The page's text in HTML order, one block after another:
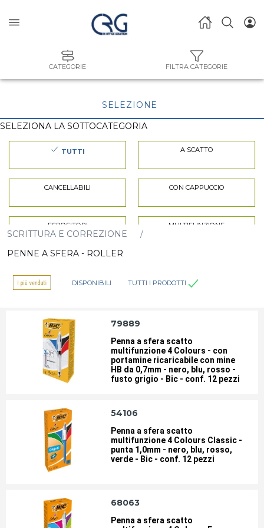
CATEGORIE FILTRA CATEGORIE
SELEZIONE
SELEZIONA LA SOTTOCATEGORIA
TUTTI A SCATTO
CANCELLABILI CON CAPPUCCIO
ESPOSITORI MULTIFUNZIONE
SCRITTURA E CORREZIONE
PENNE A SFERA - ROLLER
DISPONIBILI TUTTI I PRODOTTI
79889
Penna a sfera scatto
multifunzione 4 Colours - con
portamine ricaricabile con mine
HB da 0,7mm - nero, blu, rosso -
fusto grigio - Bic - conf. 12 pezzi
54106
Penna a sfera scatto
multifunzione 4 Colours Classic -
punta 1,0mm - nero, blu, rosso,
verde - Bic - conf. 12 pezzi
68063
Penna a sfera scatto